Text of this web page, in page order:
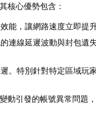
核心優勢包含：
能，讓網路速度立即提
連線延遲波動與封包遺
。特別針對特定區域玩
動引發的帳號異常問題